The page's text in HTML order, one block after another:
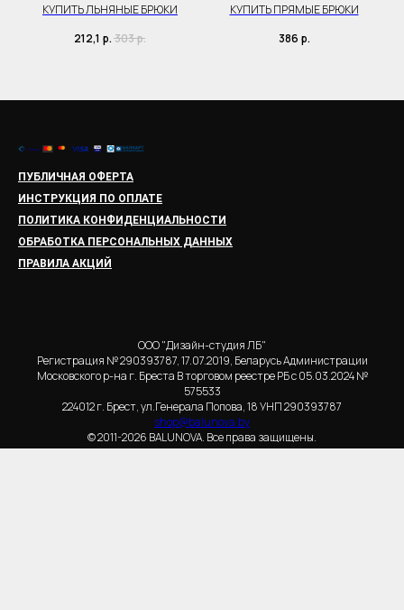
КУПИТЬ ЛЬНЯНЫЕ БРЮКИ
212,1 р. 303р.
КУПИТЬ ПРЯМЫЕ БРЮКИ
386 р.
ПУБЛИЧНАЯ ОФЕРТА
ИНСТРУКЦИЯ ПО ОПЛАТЕ
ПОЛИТИКА КОНФИДЕНЦИАЛЬНОСТИ
ОБРАБОТКА ПЕРСОНАЛЬНЫХ ДАННЫХ
ПРАВИЛА АКЦИЙ
ООО "Дизайн-студия ЛБ"
Регистрация № 290393787, 17.07.2019, Беларусь Администрации
Московского р-на г. Бреста В торговом реестре РБ с 05.03.2024 №
575533
224012 г. Брест, ул.Генерала Попова, 18 УНП 290393787
shop@balunova.by
© 2011-2026 BALUNOVA. Все права защищены.